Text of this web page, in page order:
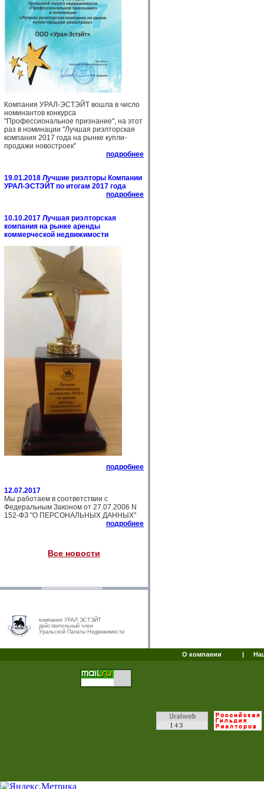
Компания УРАЛ-ЭСТЭЙТ вошла в число
номинантов конкурса
"Профессиональное признание", на этот
раз в номинации "Лучшая риэлторская
компания 2017 года на рынке купли-
продажи новостроек"
подробнее
19.01.2018 Лучшие риэлторы Компании
УРАЛ-ЭСТЭЙТ по итогам 2017 года
подробнее
10.10.2017 Лучшая риэлторская
компания на рынке аренды
коммерческой недвижимости
подробнее
12.07.2017
Мы работаем в соответствии с
Федеральным Законом от 27.07.2006 N
152-ФЗ "О ПЕРСОНАЛЬНЫХ ДАННЫХ"
подробнее
Все новости
компания УРАЛ ЭСТЭЙТ
действительный член
Уральской Палаты Недвижимости
О компании |